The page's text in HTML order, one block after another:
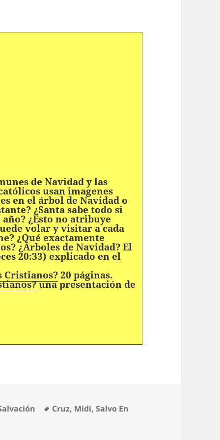
de Navidad y las
usan imagenes
en el árbol de Navidad o
¿Santa sabe todo si
¿Esto no atribuye
volar y visitar a cada
¿Qué exactamente
¿Árboles de Navidad? El
20:33) explicado en el
Cristianos?20 páginas.
una presentación de
Etiquetas
Cruz, Midi,Salvo En